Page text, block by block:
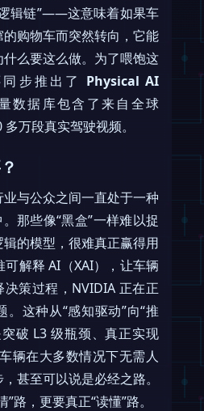
辑链”——这意味着如果车
购物车而突然转向，它能
么要这么做。为了喂饱这
步推出了 Physical AI
数据库包含了来自全球
万段真实驾驶视频。
与公众之间一直处于一种
那些像“黑盒”一样难以捉
的模型，很难真正赢得用
可解释 AI（XAI），让车辆
决策过程，NVIDIA 正在正
这种从“感知驱动”向“推
破 L3 级瓶颈、真正实现
车辆在大多数情况下无需人
甚至可以说是必经之路。
路，更要真正“读懂”路。